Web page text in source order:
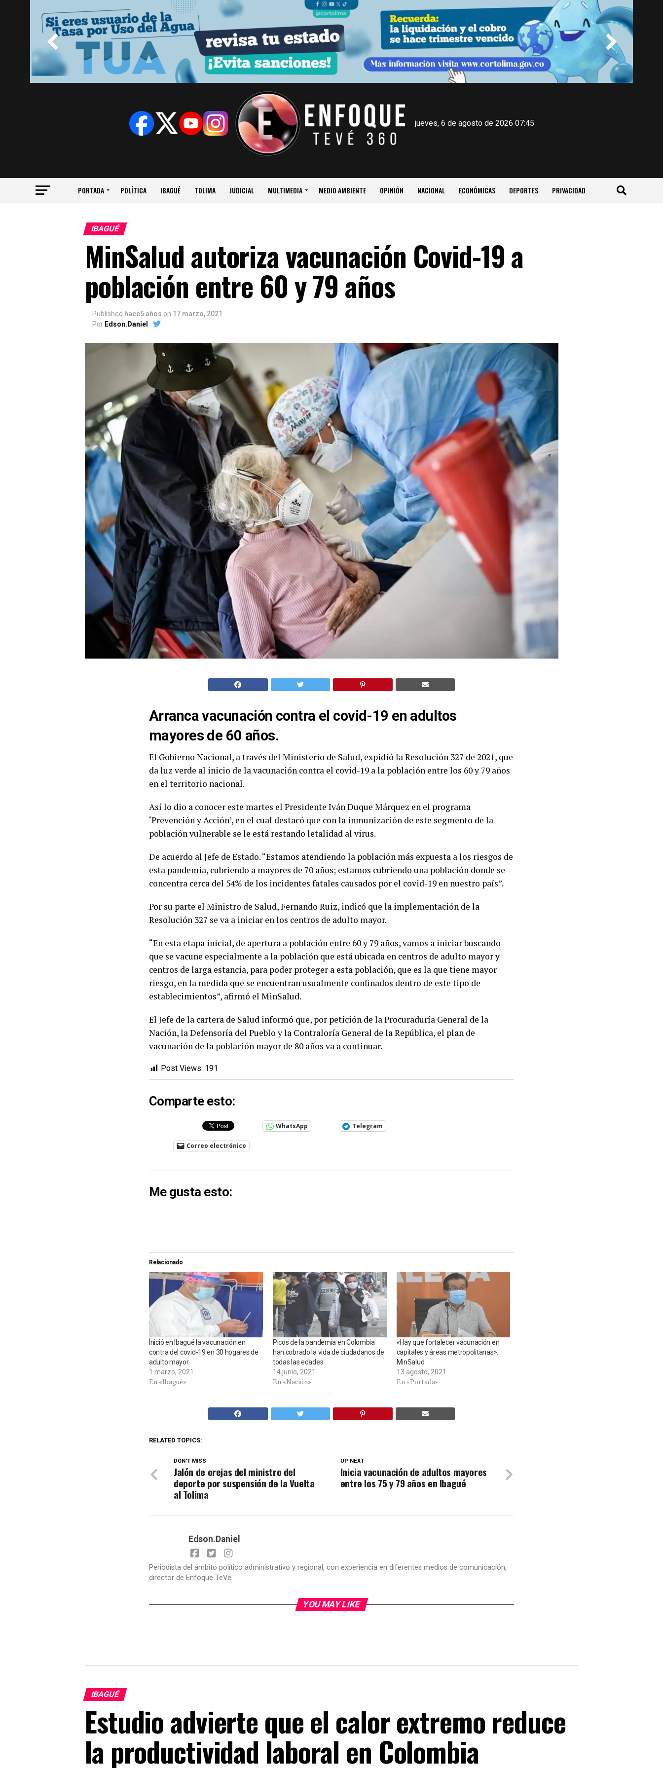
jueves, 6 de agosto de 2026 07:45
PORTADA POLÍTICA IBAGUÉ TOLIMA JUDICIAL MULTIMEDIA MEDIO AMBIENTE OPINIÓN NACIONAL ECONÓMICAS DEPORTES PRIVACIDAD
IBAGUÉ
MinSalud autoriza vacunación Covid-19 a
población entre 60 y 79 años
Published hace5 años on 17 marzo, 2021
Por Edson.Daniel
Arranca vacunación contra el covid-19 en adultos
mayores de 60 años.
El Gobierno Nacional, a través del Ministerio de Salud, expidió la Resolución 327 de 2021, que
da luz verde al inicio de la vacunación contra el covid-19 a la población entre los 60 y 79 años
en el territorio nacional.
Así lo dio a conocer este martes el Presidente Iván Duque Márquez en el programa
‘Prevención y Acción’, en el cual destacó que con la inmunización de este segmento de la
población vulnerable se le está restando letalidad al virus.
De acuerdo al Jefe de Estado. “Estamos atendiendo la población más expuesta a los riesgos de
esta pandemia, cubriendo a mayores de 70 años; estamos cubriendo una población donde se
concentra cerca del 54% de los incidentes fatales causados por el covid-19 en nuestro país”.
Por su parte el Ministro de Salud, Fernando Ruiz, indicó que la implementación de la
Resolución 327 se va a iniciar en los centros de adulto mayor.
“En esta etapa inicial, de apertura a población entre 60 y 79 años, vamos a iniciar buscando
que se vacune especialmente a la población que está ubicada en centros de adulto mayor y
centros de larga estancia, para poder proteger a esta población, que es la que tiene mayor
riesgo, en la medida que se encuentran usualmente confinados dentro de este tipo de
establecimientos”, afirmó el MinSalud.
El Jefe de la cartera de Salud informó que, por petición de la Procuraduría General de la
Nación, la Defensoría del Pueblo y la Contraloría General de la República, el plan de
vacunación de la población mayor de 80 años va a continuar.
Post Views: 191
Comparte esto:
WhatsApp Telegram
Correo electrónico
Me gusta esto:
Relacionado
Ínició en Ibagué la vacunación en
contra del covid-19 en 30 hogares de
adulto mayor
1 marzo, 2021
En «Ibagué»
Picos de la pandemia en Colombia
han cobrado la vida de ciudadanos de
todas las edades
14 junio, 2021
En «Nación»
«Hay que fortalecer vacunación en
capitales y áreas metropolitanas»:
MinSalud
13 agosto, 2021
En «Portada»
RELATED TOPICS:
UP NEXT
Inicia vacunación de adultos mayores
entre los 75 y 79 años en Ibagué
DON'T MISS
Jalón de orejas del ministro del
deporte por suspensión de la Vuelta
al Tolima
Edson.Daniel
Periodista del ámbito político administrativo y regional, con experiencia en diferentes medios de comunicación,
director de Enfoque TeVe.
YOU MAY LIKE
IBAGUÉ
Estudio advierte que el calor extremo reduce
la productividad laboral en Colombia